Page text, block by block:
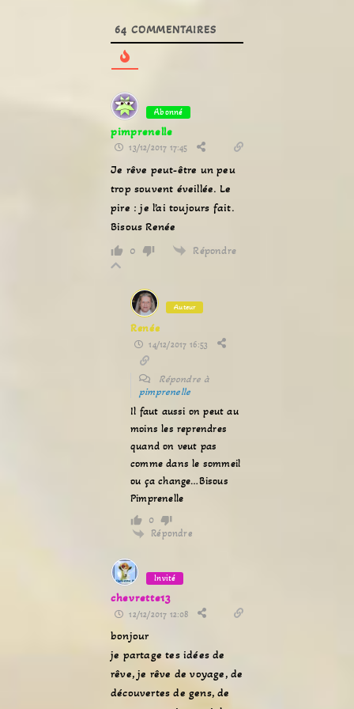
64 COMMENTAIRES
Abonné
pimprenelle
13/12/2017 17:45
Je rêve peut-être un peu
trop souvent éveillée. Le
pire : je l’ai toujours fait.
Bisous Renée
0 Répondre
Auteur
Renée
14/12/2017 16:53
Répondre à
pimprenelle
Il faut aussi on peut au
moins les reprendres
quand on veut pas
comme dans le sommeil
ou ça change…Bisous
Pimprenelle
0
Répondre
Invité
chevrette13
12/12/2017 12:08
bonjour
je partage tes idées de
rêve, je rêve de voyage, de
découvertes de gens, de